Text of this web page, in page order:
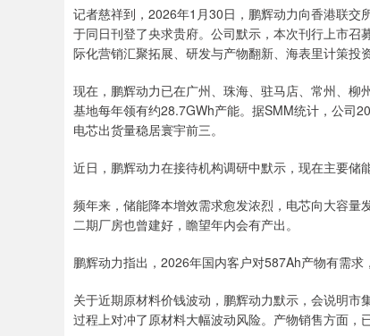
记者慈祥到，2026年1月30日，鹏辉动力向香港联
于同日刊登了央求贵府。公司默示，本次刊行上市
际化营销汇聚拓展、研发与产物翻新、海表里计策投
现在，鹏辉动力已在广州、珠海、驻马店、常州、
基地每年领有约28.7GWh产能。据SMM统计，公司
电芯出货量稳居寰宇前三。
近日，鹏辉动力在接待机构调研中默示，现在主要储
频年来，储能降本增效需求愈发浓烈，电芯向大容
二期厂房也曾建好，瞻望年内会有产出。
鹏辉动力指出，2026年国内客户对587Ah产物有需求
关于近期原材料价钱波动，鹏辉动力默示，会说明
过程上对冲了原材料大幅波动风险。产物销售方面，